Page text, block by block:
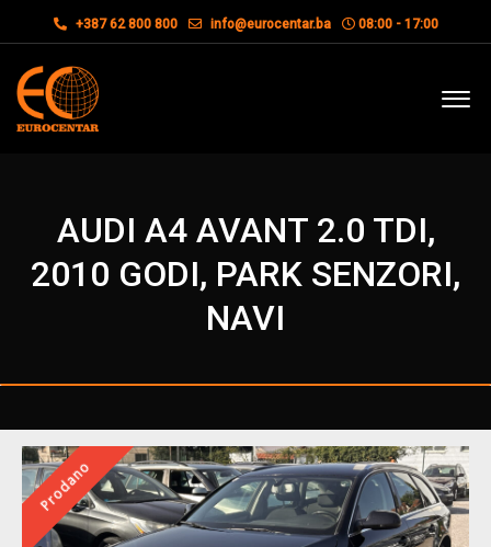
+387 62 800 800 info@eurocentar.ba 08:00 - 17:00
AUDI A4 AVANT 2.0 TDI,
2010 GODI, PARK SENZORI,
NAVI
Prodano